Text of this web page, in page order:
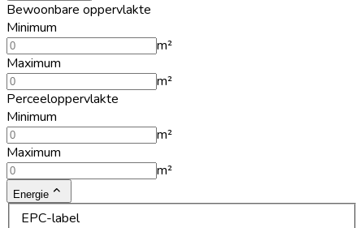
Bewoonbare oppervlakte
Minimum
m²
Maximum
m²
Perceeloppervlakte
Minimum
m²
Maximum
m²
Energie
EPC-label